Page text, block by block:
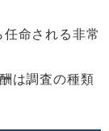
命される非常
は調査の種類